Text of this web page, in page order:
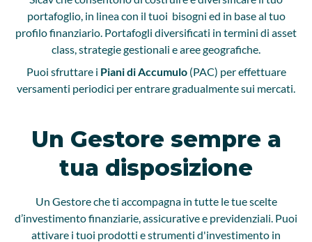
portafoglio, in linea con il tuoi bisogni ed in base al tuo
profilo finanziario. Portafogli diversificati in termini di asset
class, strategie gestionali e aree geografiche.
Puoi sfruttare i PianidiAccumulo (PAC) per effettuare
versamenti periodici per entrare gradualmente sui mercati.
Un Gestore sempre a
tua disposizione
Un Gestore che ti accompagna in tutte le tue scelte
d’investimento finanziarie, assicurative e previdenziali. Puoi
attivare i tuoi prodotti e strumenti d'investimento in